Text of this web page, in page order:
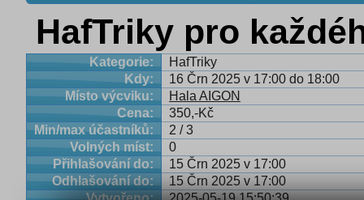
HafTriky pro
Kategorie:
HafTriky
Kdy:
16 Črn 2025 v 17:00 do 18:00
Místo výcviku:
Hala AIGON
Cena:
350,-Kč
Min/max účastníků:
2 / 3
Volných míst:
0
Přihlašování do:
15 Črn 2025 v 17:00
Odhlašování do:
15 Črn 2025 v 17:00